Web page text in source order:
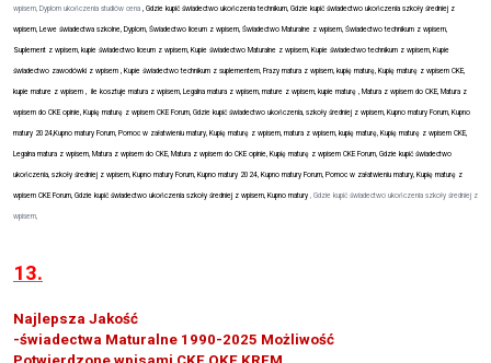
wpisem, Dyplom ukończenia studiów cena , Gdzie kupić świadectwo ukończenia technikum, Gdzie kupić świadectwo ukończenia szkoły średniej z
wpisem, Lewe świadectwa szkolne, Dyplom, Świadectwo liceum z wpisem, Świadectwo Maturalne z wpisem, Świadectwo technikum z wpisem,
Suplement z wpisem, kupie świadectwo liceum z wpisem, Kupie świadectwo Maturalne z wpisem, Kupie świadectwo technikum z wpisem, Kupie
świadectwo zawodówki z wpisem , Kupie świadectwo technikum z suplementem, Frazy matura z wpisem, kupię maturę, Kupię maturę z wpisem CKE,
kupie mature z wpisem , ile kosztuje matura z wpisem, Legalna matura z wpisem, mature z wpisem, kupie maturę , Matura z wpisem do CKE, Matura z
wpisem do CKE opinie, Kupię maturę z wpisem CKE Forum, Gdzie kupić świadectwo ukończenia, szkoły średniej z wpisem, Kupno matury Forum, Kupno
matury 2024,Kupno matury Forum, Pomoc w załatwieniu matury, Kupię maturę z wpisem, matura z wpisem, kupię maturę, Kupię maturę z wpisem CKE,
Legalna matura z wpisem, Matura z wpisem do CKE, Matura z wpisem do CKE opinie, Kupię maturę z wpisem CKE Forum, Gdzie kupić świadectwo
ukończenia, szkoły średniej z wpisem, Kupno matury Forum, Kupno matury 2024, Kupno matury Forum, Pomoc w załatwieniu matury, Kupię maturę z
wpisem CKE Forum, Gdzie kupić świadectwo ukończenia szkoły średniej z wpisem, Kupno matury , Gdzie kupić świadectwo ukończenia szkoły średniej z
wpisem,
13.
Najlepsza Jakość
-świadectwa Maturalne 1990-2025 Możliwość